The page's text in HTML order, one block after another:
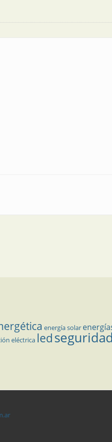
energía solar
eléctrica led